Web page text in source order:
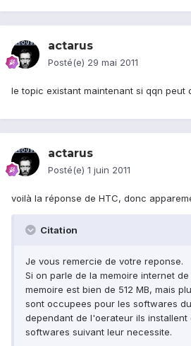
actarus
Posté(e) 29 mai 2011
le topic existant maintenant si qqn peut
actarus
Posté(e) 1 juin 2011
voilà la réponse de HTC, donc
Citation
Je vous remercie de votre reponse.
Si on parle de la memoire internet
memoire est bien de 512 MB, mais
sont occupees pour les softwares
dependant de l'oerateur ils installent
softwares suivant leur necessite.